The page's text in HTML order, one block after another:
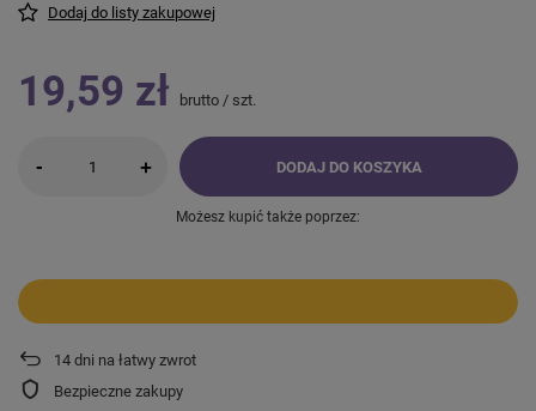
Dodaj do listy zakupowej
19,59 zł brutto / szt.
- + DODAJ DO KOSZYKA
Możesz kupić także poprzez:
14 dni na łatwy zwrot
Bezpieczne zakupy